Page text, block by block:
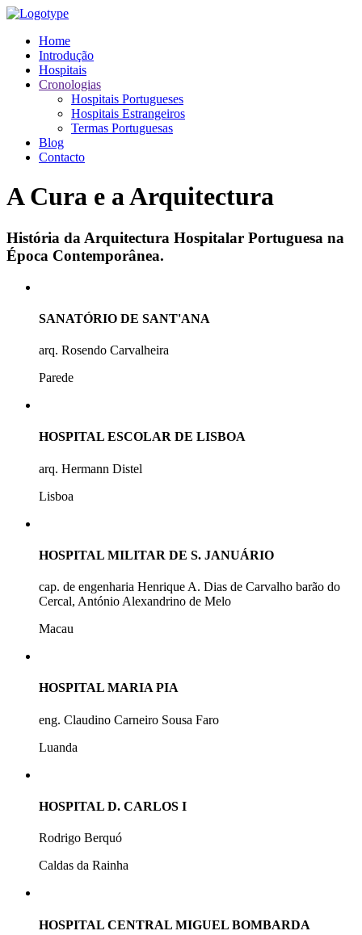
Home
Introdução
Hospitais
Cronologias
Hospitais Portugueses
Hospitais Estrangeiros
Termas Portuguesas
Blog
Contacto
A Cura e a Arquitectura
História da Arquitectura Hospitalar Portuguesa na
Época Contemporânea.
SANATÓRIO DE SANT'ANA
arq. Rosendo Carvalheira
Parede
HOSPITAL ESCOLAR DE LISBOA
arq. Hermann Distel
Lisboa
HOSPITAL MILITAR DE S. JANUÁRIO
cap. de engenharia Henrique A. Dias de Carvalho barão do
Cercal, António Alexandrino de Melo
Macau
HOSPITAL MARIA PIA
eng. Claudino Carneiro Sousa Faro
Luanda
HOSPITAL D. CARLOS I
Rodrigo Berquó
Caldas da Rainha
HOSPITAL CENTRAL MIGUEL BOMBARDA